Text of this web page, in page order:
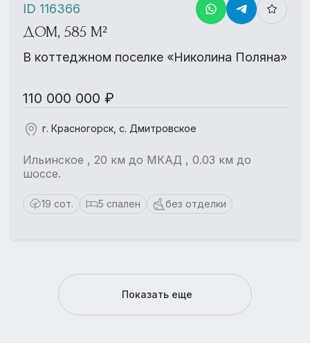
ДОМ, 585 М²
В коттеджном поселке «Николина Поляна»
110 000 000 ₽
г. Красногорск, с. Дмитровское
Ильинское , 20 км до МКАД , 0.03 км до
шоссе.
19 сот. 5 спален без отделки
ID 116366
Показать еще